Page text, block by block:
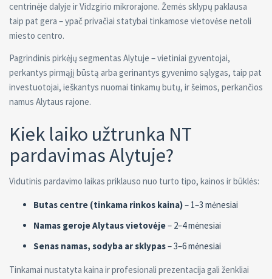
centrinėje dalyje ir Vidzgirio mikrorajone. Žemės sklypų paklausa
taip pat gera – ypač privačiai statybai tinkamose vietovėse netoli
miesto centro.
Pagrindinis pirkėjų segmentas Alytuje – vietiniai gyventojai,
perkantys pirmąjį būstą arba gerinantys gyvenimo sąlygas, taip pat
investuotojai, ieškantys nuomai tinkamų butų, ir šeimos, perkančios
namus Alytaus rajone.
Kiek laiko užtrunka NT
pardavimas Alytuje?
Vidutinis pardavimo laikas priklauso nuo turto tipo, kainos ir būklės:
Butas centre (tinkama rinkos kaina)– 1–3 mėnesiai
Namas geroje Alytaus vietovėje– 2–4 mėnesiai
Senas namas, sodyba ar sklypas– 3–6 mėnesiai
Tinkamai nustatyta kaina ir profesionali prezentacija gali ženkliai